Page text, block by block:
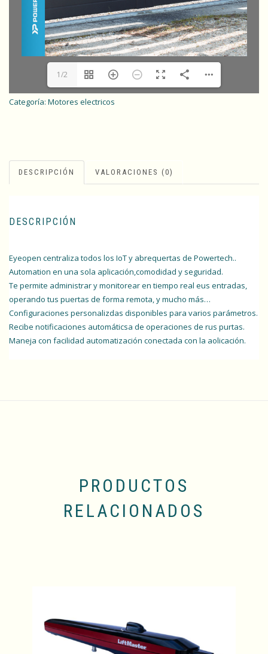
1/2
Categoría: Motores electricos
DESCRIPCIÓN VALORACIONES (0)
DESCRIPCIÓN
Eyeopen centraliza todos los IoT y abrequertas de Powertech..
Automation en una sola aplicación,comodidad y seguridad.
Te permite administrar y monitorear en tiempo real eus entradas,
operando tus puertas de forma remota, y mucho más…
Configuraciones personalizdas disponibles para varios parámetros.
Recibe notificaciones automáticsa de operaciones de rus purtas.
Maneja con facilidad automatización conectada con la aolicación.
PRODUCTOS
RELACIONADOS